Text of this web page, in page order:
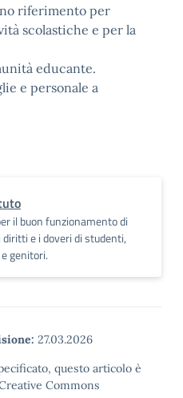
riferimento per
scolastiche e per la
educante.
e personale a
il buon funzionamento di
e i doveri di studenti,
genitori.
27.03.2026
questo articolo è
Commons